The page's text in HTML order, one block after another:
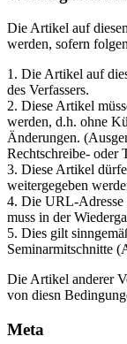
Die Artikel auf
werden, sofern
1. Die Artikel auf
des Verfassers.
2. Diese Artikel
werden, d.h. ohne
Änderungen.
Rechtschreibe- oder
3. Diese Artikel
weitergegeben
4. Die URL-Adresse
muss in der
5. Dies gilt
Seminarmitschnitte
Die Artikel anderer
von diesn
Meta